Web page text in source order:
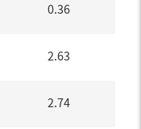
0.36
2.63
2.74